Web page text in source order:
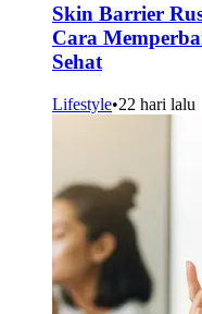
Skin Barrier
Cara
Sehat
Lifestyle•22 hari lalu